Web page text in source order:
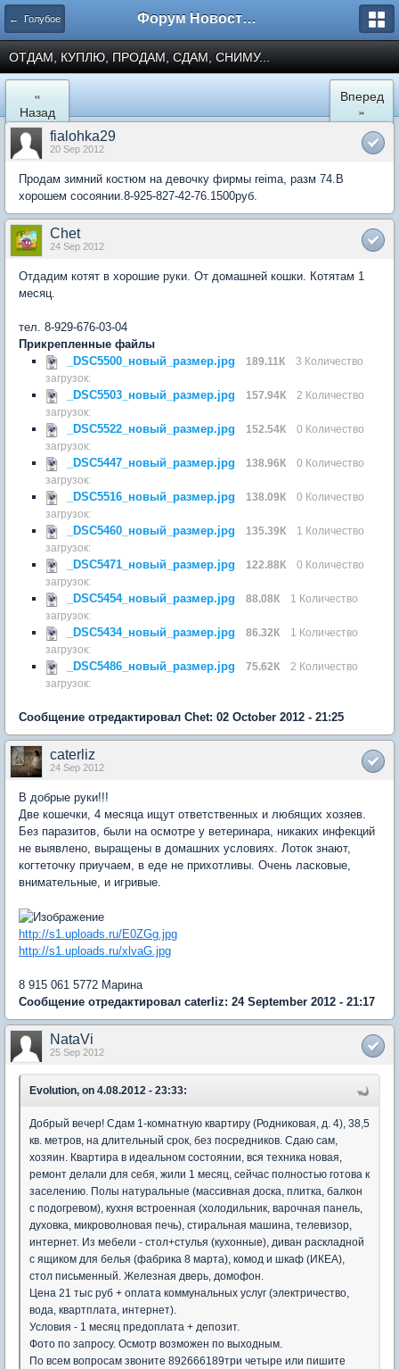
← Голубое Форум Новостройки
ОТДАМ, КУПЛЮ, ПРОДАМ, СДАМ, СНИМУ...
«
Назад
Вперед
»
fialohka29
20 Sep 2012
Продам зимний костюм на девочку фирмы reima, разм 74.В
хорошем сосоянии.8-925-827-42-76.1500руб.
Chet
24 Sep 2012
Отдадим котят в хорошие руки. От домашней кошки. Котятам 1
месяц.
тел. 8-929-676-03-04
Прикрепленные файлы
_DSC5500_новый_размер.jpg
189.11К
3 Количество
загрузок:
_DSC5503_новый_размер.jpg 157.94К
2 Количество
загрузок:
_DSC5522_новый_размер.jpg 152.54К
0 Количество
загрузок:
_DSC5447_новый_размер.jpg 138.96К
0 Количество
загрузок:
_DSC5516_новый_размер.jpg 138.09К
0 Количество
загрузок:
_DSC5460_новый_размер.jpg 135.39К
1 Количество
загрузок:
_DSC5471_новый_размер.jpg 122.88К
0 Количество
загрузок:
_DSC5454_новый_размер.jpg 88.08К
1 Количество
загрузок:
_DSC5434_новый_размер.jpg 86.32К
1 Количество
загрузок:
_DSC5486_новый_размер.jpg 75.62К
2 Количество
загрузок:
Сообщение отредактировал Chet: 02 October 2012 - 21:25
caterliz
24 Sep 2012
В добрые руки!!!
Две кошечки, 4 месяца ищут ответственных и любящих хозяев.
Без паразитов, были на осмотре у ветеринара, никаких инфекций
не выявлено, выращены в домашних условиях. Лоток знают,
когтеточку приучаем, в еде не прихотливы. Очень ласковые,
внимательные, и игривые.
http://s1.uploads.ru/E0ZGg.jpg
http://s1.uploads.ru/xlvaG.jpg
8 915 061 5772 Марина
Сообщение отредактировал caterliz: 24 September 2012 - 21:17
NataVi
25 Sep 2012
Evolution, on 4.08.2012 - 23:33:
Добрый вечер! Сдам 1-комнатную квартиру (Родниковая, д. 4), 38,5
кв. метров, на длительный срок, без посредников. Сдаю сам,
хозяин. Квартира в идеальном состоянии, вся техника новая,
ремонт делали для себя, жили 1 месяц, сейчас полностью готова к
заселению. Полы натуральные (массивная доска, плитка, балкон
с подогревом), кухня встроенная (холодильник, варочная панель,
духовка, микроволновая печь), стиральная машина, телевизор,
интернет. Из мебели - стол+стулья (кухонные), диван раскладной
с ящиком для белья (фабрика 8 марта), комод и шкаф (ИКЕА),
стол письменный. Железная дверь, домофон.
Цена 21 тыс руб + оплата коммунальных услуг (электричество,
вода, квартплата, интернет).
Условия - 1 месяц предоплата + депозит.
Фото по запросу. Осмотр возможен по выходным.
По всем вопросам звоните 892666189три четыре или пишите